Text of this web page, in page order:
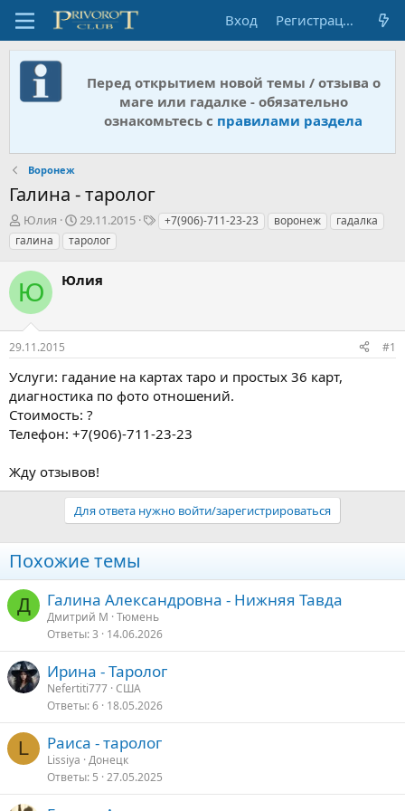
Вход Регистрация
Перед открытием новой темы / отзыва о
маге или гадалке - обязательно
ознакомьтесь с правилами раздела
Воронеж
Галина - таролог
А
в
т
о
р
т
е
м
ы
Юлия
Д
а
т
н
а
29.11.2015
Т+7(906)-711-23-23 воронеж
гадалка
галина
таролог
Ю Юлия
29.11.2015 #1
Услуги: гадание на картах таро и простых 36 карт,
диагностика по фото отношений.
Стоимость: ?
Телефон: +7(906)-711-23-23
Жду отзывов!
Для ответа нужно войти/зарегистрироваться
Похожие темы
Д Галина Александровна - Нижняя Тавда
Дмитрий М Тюмень
Ответы 3 14.06.2026
Ирина - Таролог
Nefertiti777 США
Ответы 6 18.05.2026
L Раиса - таролог
Lissiya Донецк
Ответы 5 27.05.2025